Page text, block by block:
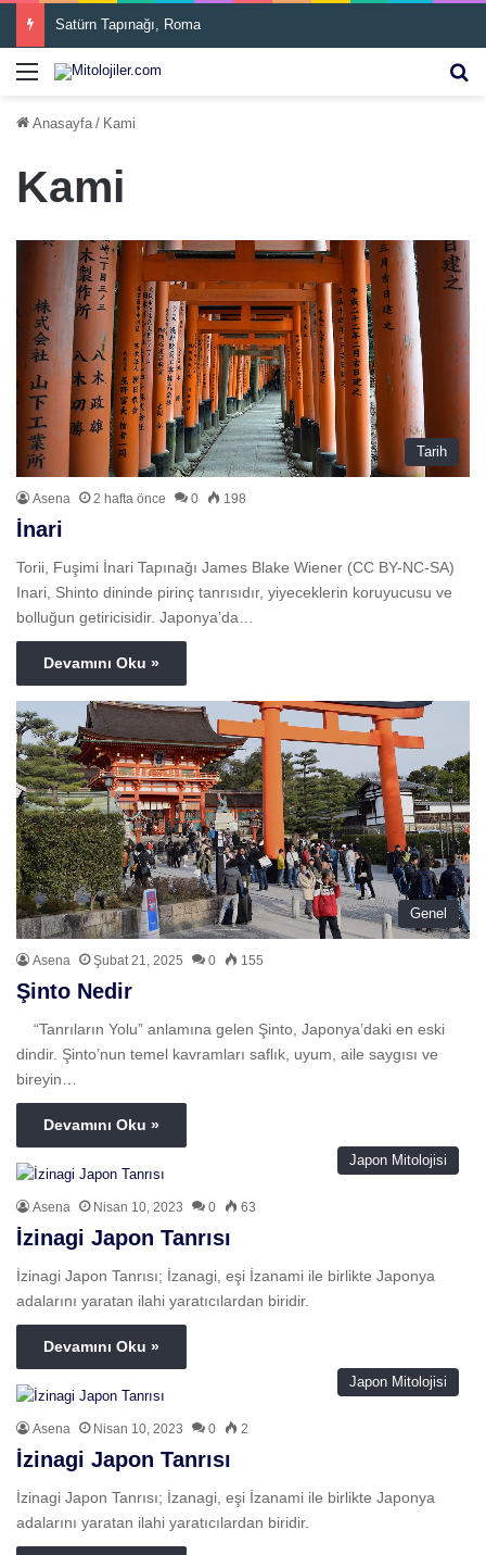
Satürn Tapınağı, Roma
Menü
Anasayfa / Kami
Kami
Tarih
Asena 2 hafta önce 0 198
İnari
Torii, Fuşimi İnari Tapınağı James Blake Wiener (CC BY-NC-SA)
Inari, Shinto dininde pirinç tanrısıdır, yiyeceklerin koruyucusu ve
bolluğun getiricisidir. Japonya’da…
Devamını Oku »
Genel
Asena Şubat 21, 2025 0 155
Şinto Nedir
“Tanrıların Yolu” anlamına gelen Şinto, Japonya’daki en eski
dindir. Şinto’nun temel kavramları saflık, uyum, aile saygısı ve
bireyin…
Devamını Oku »
Japon Mitolojisi
Asena Nisan 10, 2023 0 63
İzinagi Japon Tanrısı
İzinagi Japon Tanrısı; İzanagi, eşi İzanami ile birlikte Japonya
adalarını yaratan ilahi yaratıcılardan biridir.
Devamını Oku »
Japon Mitolojisi
Asena Nisan 10, 2023 0 2
İzinagi Japon Tanrısı
İzinagi Japon Tanrısı; İzanagi, eşi İzanami ile birlikte Japonya
adalarını yaratan ilahi yaratıcılardan biridir.